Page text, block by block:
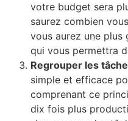
votre budget sera
saurez combien
vous aurez une plus
qui vous permettra
Regrouper les
simple et efficace
comprenant ce
dix fois plus